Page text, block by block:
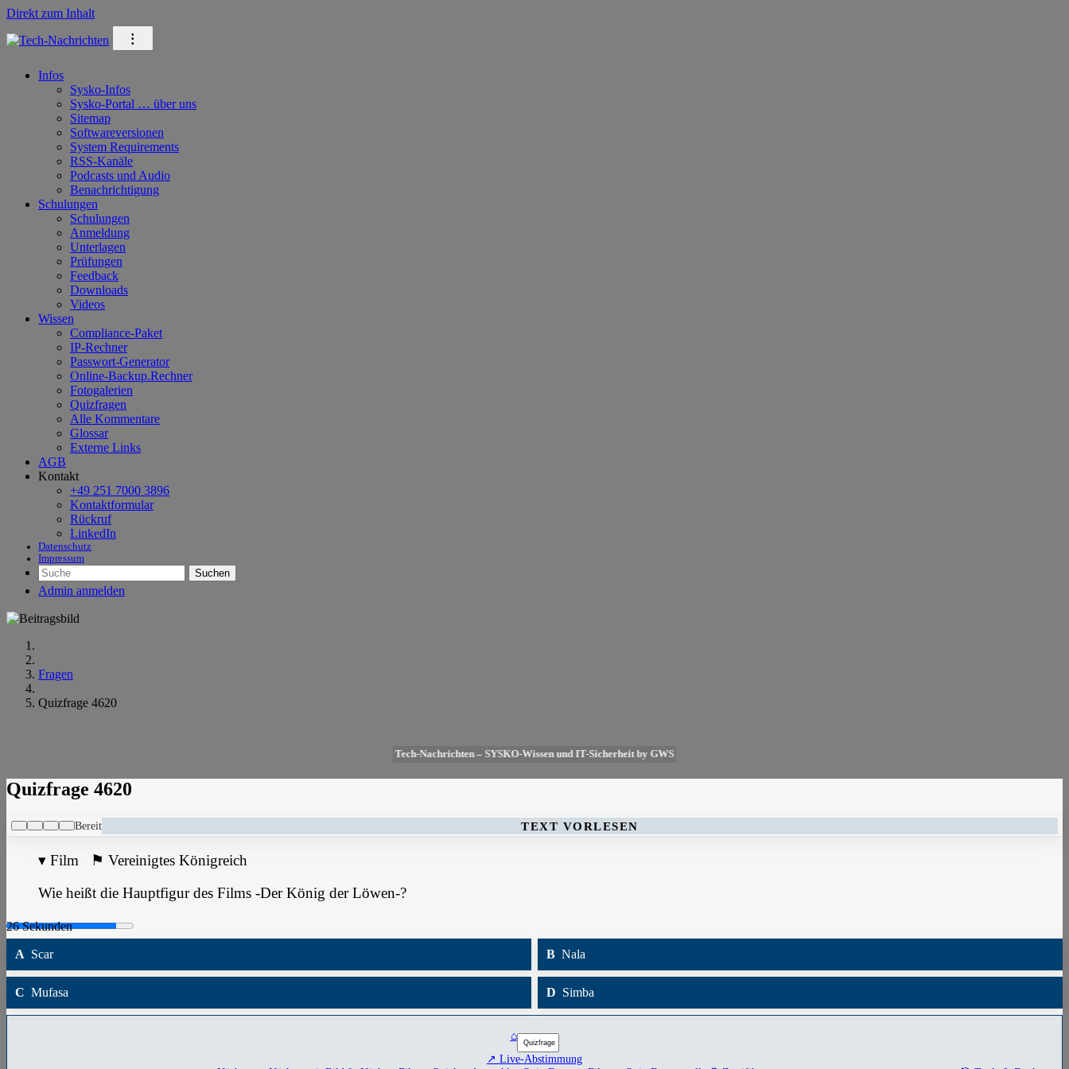
Direkt zum Inhalt
⁝
Infos
Sysko-Infos
Sysko-Portal … über uns
Sitemap
Softwareversionen
System Requirements
RSS-Kanäle
Podcasts und Audio
Benachrichtigung
Schulungen
Schulungen
Anmeldung
Unterlagen
Prüfungen
Feedback
Downloads
Videos
Wissen
Compliance-Paket
IP-Rechner
Passwort-Generator
Online-Backup.Rechner
Fotogalerien
Quizfragen
Alle Kommentare
Glossar
Externe Links
AGB
Kontakt
+49 251 7000 3896
Kontaktformular
Rückruf
LinkedIn
Datenschutz
Impressum
Suchen
Admin anmelden
Fragen
Quizfrage 4620
Tech-Nachrichten – SYSKO-Wissen und IT-Sicherheit by GWS
Quizfrage 4620
Bereit TEXT VORLESEN
▾ Film ⚑ Vereinigtes Königreich
Wie heißt die Hauptfigur des Films -Der König der Löwen-?
A Scar B Nala
C Mufasa D Simba
⌂
↗ Live-Abstimmung